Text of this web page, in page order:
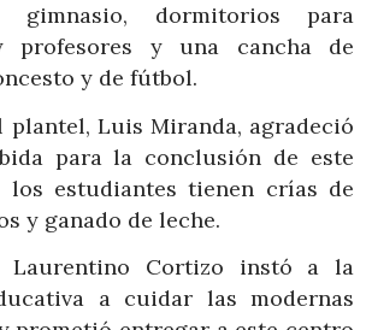
gimnasio, dormitorios para
profesores y una cancha de
y de fútbol.
Luis Miranda, agradeció
para la conclusión de este
los estudiantes tienen crías de
y ganado de leche.
Laurentino Cortizo instó a la
a cuidar las modernas